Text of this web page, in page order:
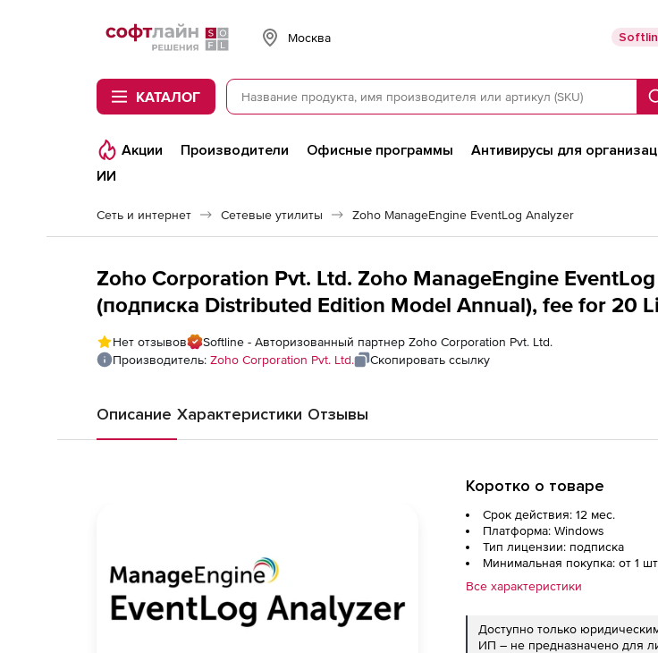
Softline
Москва
КАТАЛОГ
Акции Производители Офисные программы Антивирусы для
ИИ
Сеть и интернет Сетевые утилиты Zoho ManageEngine EventLog Analyzer
Zoho Corporation Pvt. Ltd. Zoho ManageEngine
(подписка Distributed Edition Model Annual), fee for 20
Servers
Нет отзывов
Softline - Авторизованный партнер Zoho Corporation Pvt. Ltd.
Производитель: Zoho Corporation Pvt. Ltd. Скопировать ссылку
Описание Характеристики Отзывы
Коротко о товаре
Срок действия: 12 мес.
Платформа: Windows
Тип лицензии: подписка
Минимальная покупка: от 1 шт.
Все характеристики
Доступно только
ИП – не предназначено для